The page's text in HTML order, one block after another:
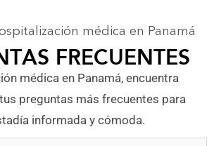
médica en Panamá
FRECUENTES
médica en Panamá, encuentra
preguntas más frecuentes para
informada y cómoda.